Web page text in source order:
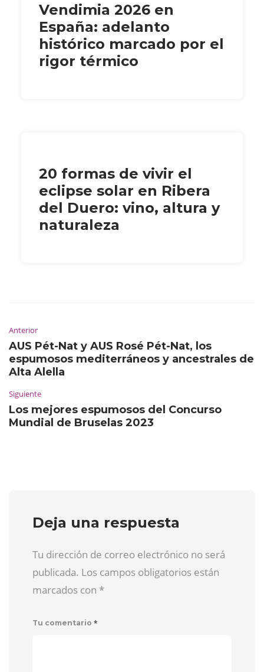
Vendimia 2026 en
España: adelanto
histórico marcado por el
rigor térmico
20 formas de vivir el
eclipse solar en Ribera
del Duero: vino, altura y
naturaleza
Anterior
AUS Pét-Nat y AUS Rosé Pét-Nat, los
espumosos mediterráneos y ancestrales de
Alta Alella
Siguiente
Los mejores espumosos del Concurso
Mundial de Bruselas 2023
Deja una respuesta
Tu dirección de correo electrónico no será
publicada. Los campos obligatorios están
marcados con *
Tu comentario *